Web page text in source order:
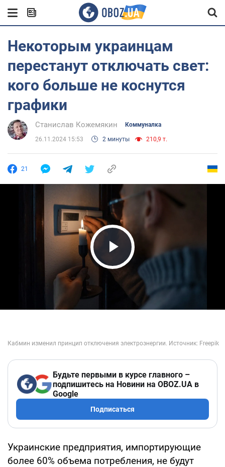
Некоторым украинцам
перестанут отключать свет:
кого больше не коснутся
графики
Станислав Кожемякин Коммуналка
26.11.2024 15:53 2 минуты 210,9 т.
21
Play Video
Будьте первыми в курсе главного –
подпишитесь на Новини на OBOZ.UA в
Google
Подписаться
Украинские предприятия, импортирующие
более 60% объема потребления, не будут